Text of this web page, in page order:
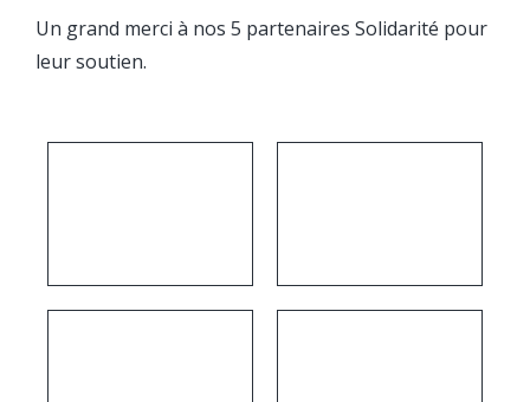
Un grand merci à nos 5 partenaires Solidarité pour
leur soutien.